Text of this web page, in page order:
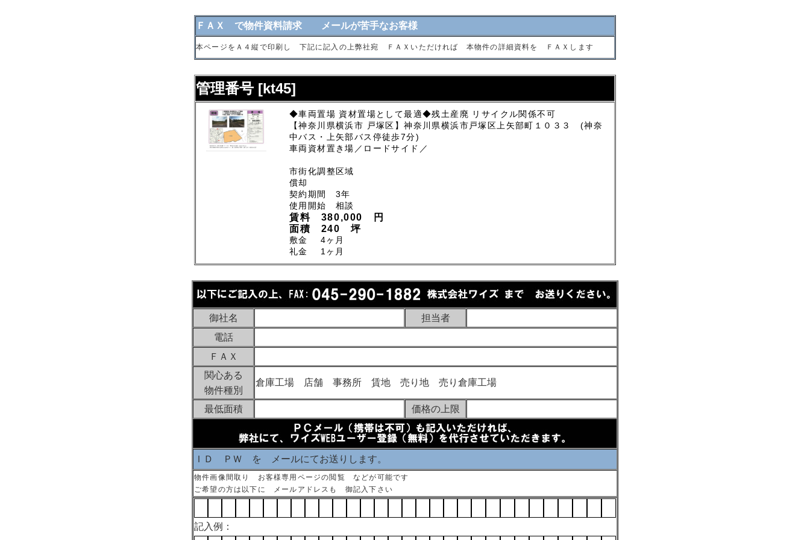
ＦＡＸ で物件資料請求 メールが苦手なお客様
本ページをＡ４縦で印刷し 下記に記入の上弊社宛 ＦＡＸいただければ 本物件の詳細資料を ＦＡＸします
管理番号 [kt45]
◆車両置場 資材置場として最適◆残土産廃 リサイクル関係不可
【神奈川県横浜市 戸塚区】神奈川県横浜市戸塚区上矢部町１０３３ (神奈
中バス・上矢部バス停徒歩7分)
車両資材置き場／ロードサイド／
市街化調整区域
償却
契約期間 3年
使用開始 相談
賃料 380,000 円
面積 240 坪
敷金 4ヶ月
礼金 1ヶ月
御社名
担当者
電話
ＦＡＸ
関心ある
物件種別
倉庫工場 店舗 事務所 賃地 売り地 売り倉庫工場
最低面積 価格の上限
ＩＤ ＰＷ を メールにてお送りします。
物件画像間取り お客様専用ページの閲覧 などが可能です
ご希望の方は以下に メールアドレスも 御記入下さい
記入例：